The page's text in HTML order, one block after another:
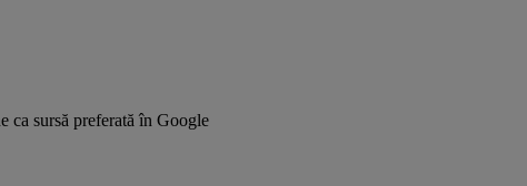
ca sursă preferată în Google